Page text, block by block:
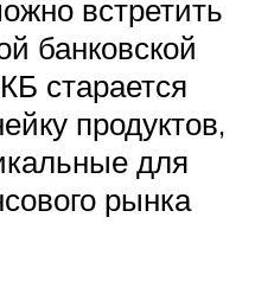
встретить
банковской
старается
продуктов,
для
рынка